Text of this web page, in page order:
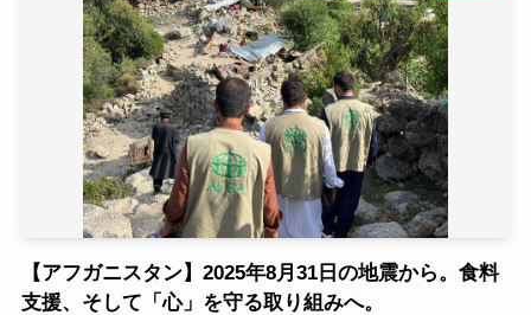
【アフガニスタン】2025年8月31日の地震から。食料
支援、そして「心」を守る取り組みへ。